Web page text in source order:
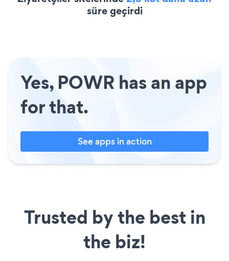
süre geçirdi
Yes, POWR has an app
for that.
See apps in action
Trusted by the best in
the biz!